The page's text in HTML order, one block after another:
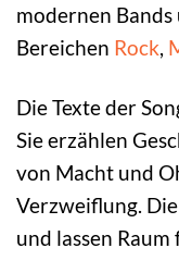
modernen
Bereichen Rock,
Die Texte der
Sie erzählen
von Macht und
Verzweiflung.
und lassen